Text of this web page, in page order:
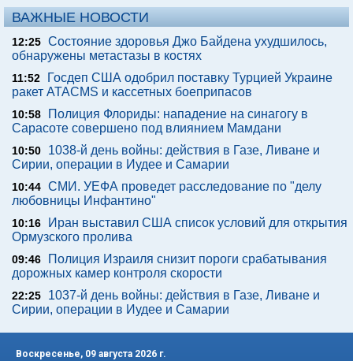
ВАЖНЫЕ НОВОСТИ
12:25 Состояние здоровья Джо Байдена ухудшилось,
обнаружены метастазы в костях
11:52
Госдеп США одобрил поставку Турцией Украине
ракет ATACMS и кассетных боеприпасов
10:58
Полиция Флориды: нападение на синагогу в
Сарасоте совершено под влиянием Мамдани
10:50
1038-й день войны: действия в Газе, Ливане и
Сирии, операции в Иудее и Самарии
10:44 СМИ. УЕФА проведет расследование по "делу
любовницы Инфантино"
10:16
Иран выставил США список условий для открытия
Ормузского пролива
09:46
Полиция Израиля снизит пороги срабатывания
дорожных камер контроля скорости
22:25
1037-й день войны: действия в Газе, Ливане и
Сирии, операции в Иудее и Самарии
Воскресенье, 09 августа 2026 г.